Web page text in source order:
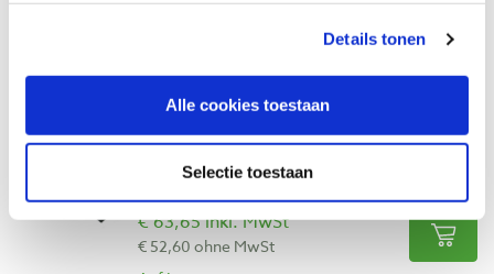
Details tonen
Alle cookies toestaan
Selectie toestaan
Sorby ProEdge houder voor kleine
Produktnummer: 27159
€ 63,65 inkl. MwSt
€ 52,60 ohne MwSt